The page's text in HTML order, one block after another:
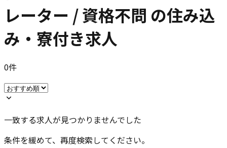
レーター / 資格不問 の住み込
み・寮付き求人
0件
一致する求人が見つかりませんでした
条件を緩めて、再度検索してください。